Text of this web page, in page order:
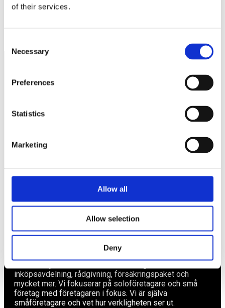
of their services.
Selection
Necessary
Preferences
Statistics
Marketing
Allow all
Allow selection
Deny
Av småföretagare, för småföretagare
Ett medlemskap späckat med småföretagaranpassade
inköpsavdelning, rådgivning, försäkringspaket och
mycket mer. Vi fokuserar på soloföretagare och små
företag med företagaren i fokus. Vi är själva
småföretagare och vet hur verkligheten ser ut.
Näringspolitik
Nyheter